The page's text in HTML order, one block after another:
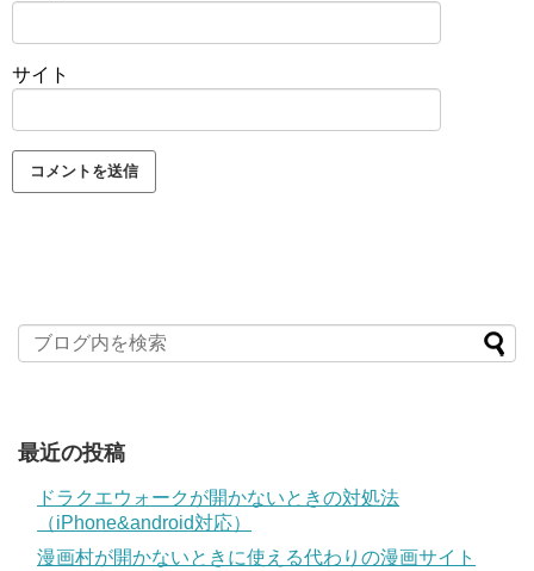
サイト
最近の投稿
ドラクエウォークが開かないときの対処法
（iPhone&android対応）
漫画村が開かないときに使える代わりの漫画サイト